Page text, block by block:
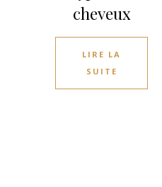
cheveux
LIRE LA
SUITE